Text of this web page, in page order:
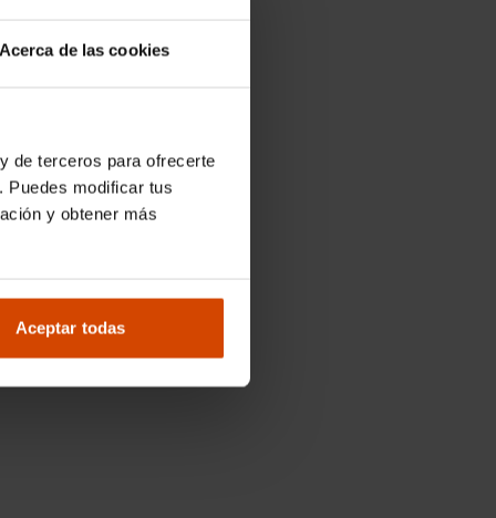
Acerca de las cookies
de terceros para ofrecerte
Puedes modificar tus
y obtener más
Aceptar todas